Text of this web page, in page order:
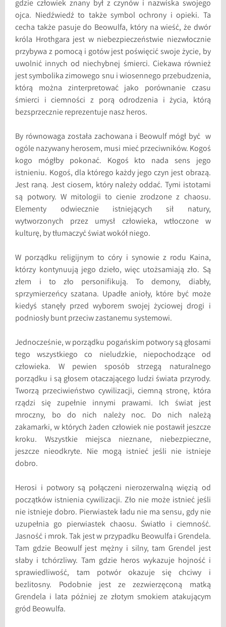
gdzie człowiek znany był z czynów i nazwiska swojego
ojca. Niedźwiedź to także symbol ochrony i opieki. Ta
cecha także pasuje do Beowulfa, który na wieść, że dwór
króla Hrothgara jest w niebezpieczeństwie niezwłocznie
przybywa z pomocą i gotów jest poświęcić swoje życie, by
uwolnić innych od niechybnej śmierci. Ciekawa również
jest symbolika zimowego snu i wiosennego przebudzenia,
którą można zinterpretować jako porównanie czasu
śmierci i ciemności z porą odrodzenia i życia, którą
bezsprzecznie reprezentuje nasz heros.
By równowaga została zachowana i Beowulf mógł być w
ogóle nazywany herosem, musi mieć przeciwników. Kogoś
kogo mógłby pokonać. Kogoś kto nada sens jego
istnieniu. Kogoś, dla którego każdy jego czyn jest obrazą.
Jest raną. Jest ciosem, który należy oddać. Tymi istotami
są potwory. W mitologii to cienie zrodzone z chaosu.
Elementy odwiecznie istniejących sił natury,
wytworzonych przez umysł człowieka, wtłoczone w
kulturę, by tłumaczyć świat wokół niego.
W porządku religijnym to córy i synowie z rodu Kaina,
którzy kontynuują jego dzieło, więc utożsamiają zło. Są
złem i to zło personifikują. To demony, diabły,
sprzymierzeńcy szatana. Upadłe anioły, które być może
kiedyś stanęły przed wyborem swojej życiowej drogi i
podniosły bunt przeciw zastanemu systemowi.
Jednocześnie, w porządku pogańskim potwory są głosami
tego wszystkiego co nieludzkie, niepochodzące od
człowieka. W pewien sposób strzegą naturalnego
porządku i są głosem otaczającego ludzi świata przyrody.
Tworzą przeciwieństwo cywilizacji, ciemną stronę, która
rządzi się zupełnie innymi prawami. Ich świat jest
mroczny, bo do nich należy noc. Do nich należą
zakamarki, w których żaden człowiek nie postawił jeszcze
kroku. Wszystkie miejsca nieznane, niebezpieczne,
jeszcze nieodkryte. Nie mogą istnieć jeśli nie istnieje
dobro.
Herosi i potwory są połączeni nierozerwalną więzią od
początków istnienia cywilizacji. Zło nie może istnieć jeśli
nie istnieje dobro. Pierwiastek ładu nie ma sensu, gdy nie
uzupełnia go pierwiastek chaosu. Światło i ciemność.
Jasność i mrok. Tak jest w przypadku Beowulfa i Grendela.
Tam gdzie Beowulf jest mężny i silny, tam Grendel jest
słaby i tchórzliwy. Tam gdzie heros wykazuje hojność i
sprawiedliwość, tam potwór okazuje się chciwy i
bezlitosny. Podobnie jest ze zezwierzęconą matką
Grendela i lata później ze złotym smokiem atakującym
gród Beowulfa.